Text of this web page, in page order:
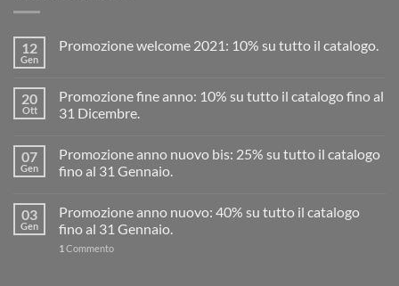
12
Gen
Promozione welcome 2021: 10% su tutto il catalogo.
20
Ott
Promozione fine anno: 10% su tutto il catalogo fino al
31 Dicembre.
07
Gen
Promozione anno nuovo bis: 25% su tutto il catalogo
fino al 31 Gennaio.
03
Gen
Promozione anno nuovo: 40% su tutto il catalogo
fino al 31 Gennaio.
1 Commento